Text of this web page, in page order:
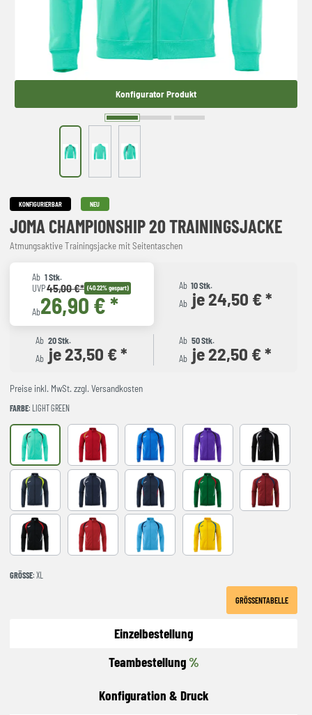
Konfigurator Produkt
KONFIGURIERBAR NEU
JOMA CHAMPIONSHIP 20 TRAININGSJACKE
Atmungsaktive Trainingsjacke mit Seitentaschen
Ab 1 Stk.
UVP45,00 €* (40.22% gespart)
Ab26,90 € *
Ab 10 Stk.
Ab je 24,50 € *
Ab 20 Stk.
Ab je 23,50 € *
Ab 50 Stk.
Ab je 22,50 € *
Preise inkl. MwSt. zzgl. Versandkosten
FARBE: LIGHT GREEN
LIGHT GREEN RED-NAVY ROYAL-NAVY VIOLET BLACK-GREY
DARK NAVY AMARILLO FLUOR
NAVY-GREY NAVY-ROYAL VERDE-ROJO WINE-NAVY
BLACK-RED RED-BLACK SKY BLUE-NAVY YELLOW-ROYAL
GRÖSSE : XL
GRÖSSENTABELLE
Einzelbestellung
Teambestellung %
Konfiguration & Druck